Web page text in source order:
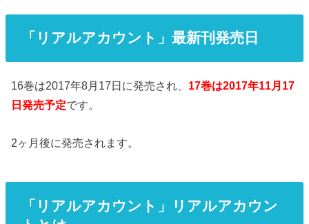
「リアルアカウント」最新刊発売日
16巻は2017年8月17日に発売され、 17巻は2017年11月17
日発売予定です。
2ヶ月後に発売されます。
「リアルアカウント」リアルアカウン